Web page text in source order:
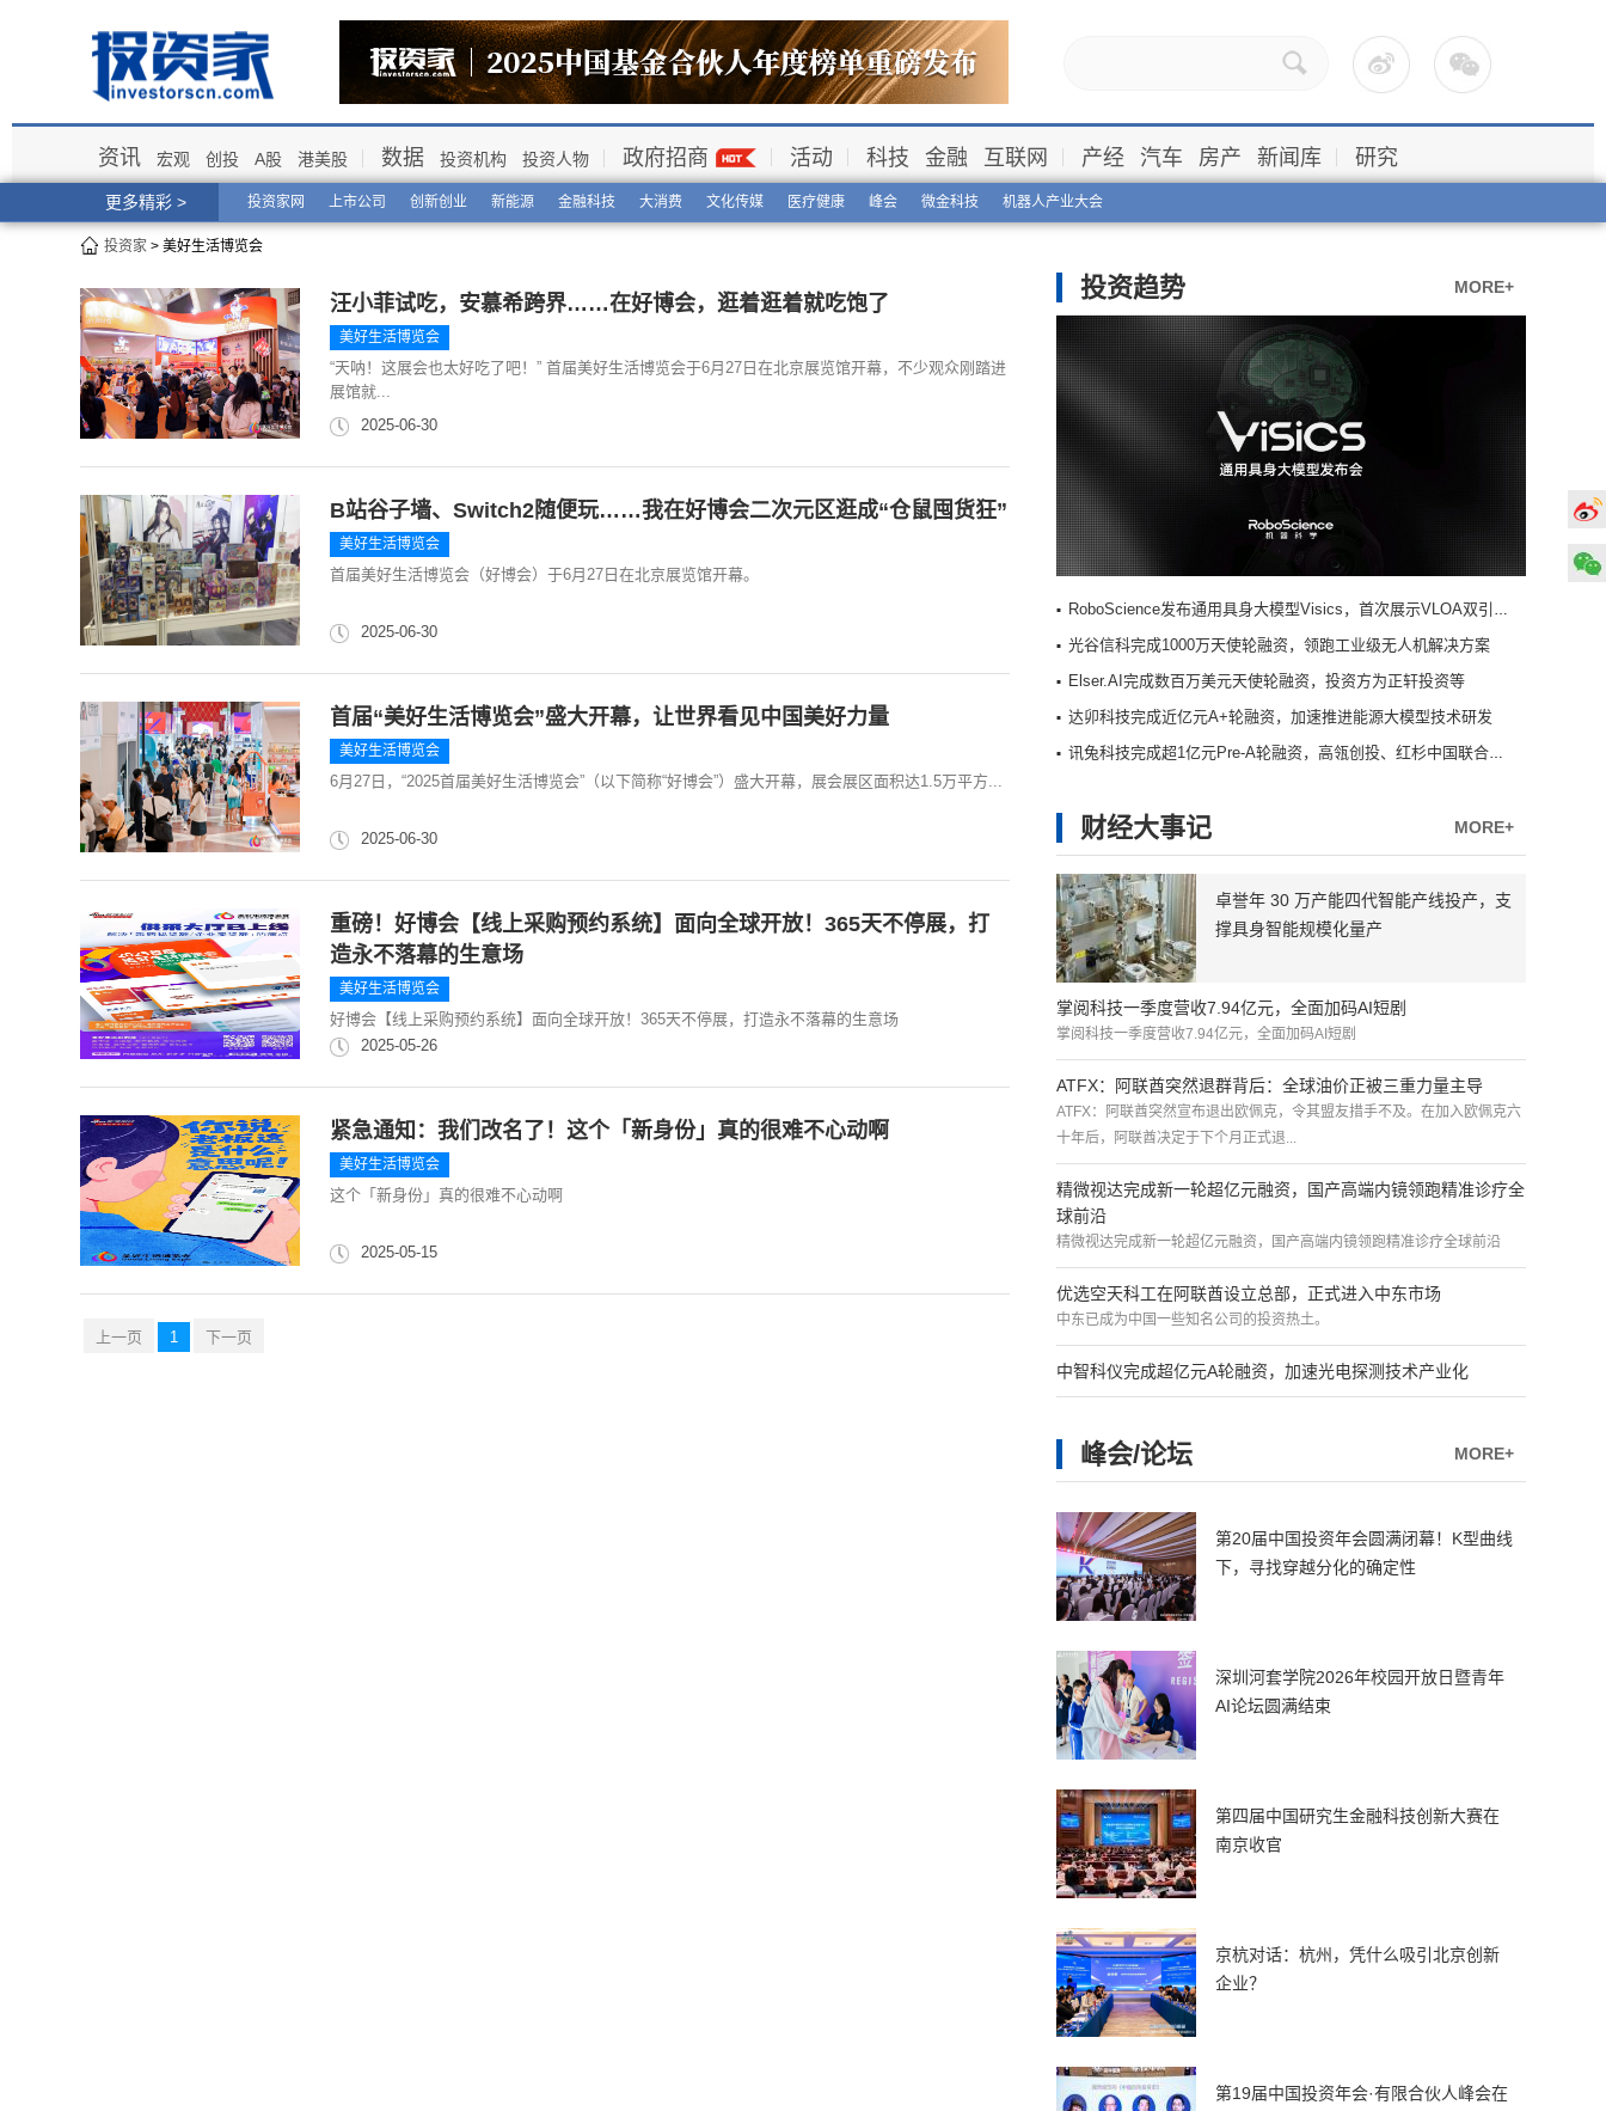
更多精彩 > 投资家网 上市公司 创新创业 新能源 金融科技 大消费 文化传媒 医疗健康 峰会 微金科技 机器人产业大会
资讯 宏观 创投 A股 港美股 数据 投资机构 投资人物 政府招商 活动 科技 金融 互联网 产经 汽车 房产 新闻库 研究
投资家 > 美好生活博览会
汪小菲试吃，安慕希跨界……在好博会，逛着逛着就吃饱了
美好生活博览会
“天呐！这展会也太好吃了吧！” 首届美好生活博览会于6月27日在北京展览馆开幕，不少观众刚踏进
展馆就...
2025-06-30
B站谷子墙、Switch2随便玩……我在好博会二次元区逛成“仓鼠囤货狂”
美好生活博览会
首届美好生活博览会（好博会）于6月27日在北京展览馆开幕。
2025-06-30
首届“美好生活博览会”盛大开幕，让世界看见中国美好力量
美好生活博览会
6月27日，“2025首届美好生活博览会”（以下简称“好博会”）盛大开幕，展会展区面积达1.5万平方...
2025-06-30
重磅！好博会【线上采购预约系统】面向全球开放！365天不停展，打
造永不落幕的生意场
美好生活博览会
好博会【线上采购预约系统】面向全球开放！365天不停展，打造永不落幕的生意场
2025-05-26
紧急通知：我们改名了！这个「新身份」真的很难不心动啊
美好生活博览会
这个「新身份」真的很难不心动啊
2025-05-15
上一页 1 下一页
MORE+
投资趋势
RoboScience发布通用具身大模型Visics，首次展示VLOA双引擎架构
光谷信科完成1000万天使轮融资，领跑工业级无人机解决方案
Elser.AI完成数百万美元天使轮融资，投资方为正轩投资等
达卯科技完成近亿元A+轮融资，加速推进能源大模型技术研发
讯兔科技完成超1亿元Pre-A轮融资，高瓴创投、红杉中国联合领投
MORE+
财经大事记
卓誉年 30 万产能四代智能产线投产，支
撑具身智能规模化量产
掌阅科技一季度营收7.94亿元，全面加码AI短剧
掌阅科技一季度营收7.94亿元，全面加码AI短剧
ATFX：阿联酋突然退群背后：全球油价正被三重力量主导
ATFX：阿联酋突然宣布退出欧佩克，令其盟友措手不及。在加入欧佩克六
十年后，阿联酋决定于下个月正式退...
精微视达完成新一轮超亿元融资，国产高端内镜领跑精准诊疗全
球前沿
精微视达完成新一轮超亿元融资，国产高端内镜领跑精准诊疗全球前沿
优选空天科工在阿联酋设立总部，正式进入中东市场
中东已成为中国一些知名公司的投资热土。
中智科仪完成超亿元A轮融资，加速光电探测技术产业化
MORE+
峰会/论坛
第20届中国投资年会圆满闭幕！K型曲线
下，寻找穿越分化的确定性
深圳河套学院2026年校园开放日暨青年
AI论坛圆满结束
第四届中国研究生金融科技创新大赛在
南京收官
京杭对话：杭州，凭什么吸引北京创新
企业？
第19届中国投资年会·有限合伙人峰会在